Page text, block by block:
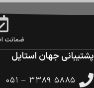
ضمانت
پشتیبانی جهان استایل
۰۵۱ – ۳۳۸۹ ۵۸۸۵